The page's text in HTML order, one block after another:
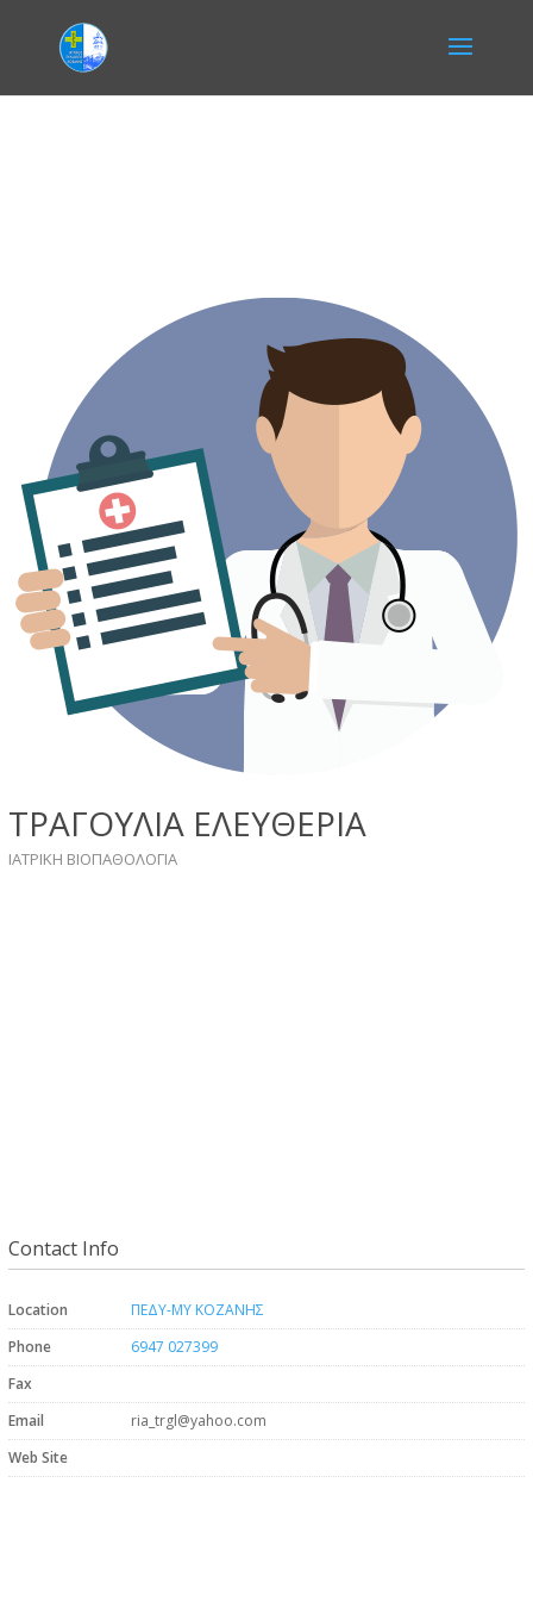
ΤΡΑΓΟΥΛΙΑ ΕΛΕΥΘΕΡΙΑ
ΙΑΤΡΙΚΗ ΒΙΟΠΑΘΟΛΟΓΙΑ
Contact Info
Location
ΠΕΔΥ-ΜΥ KOZANHΣ
Phone
6947 027399
Fax
Email
ria_trgl@yahoo.com
Web Site